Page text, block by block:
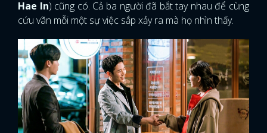
Hae In) cũng có. Cả ba người đã bắt tay nhau để cùng
cứu vãn mỗi một sự việc sắp xảy ra mà họ nhìn thấy.